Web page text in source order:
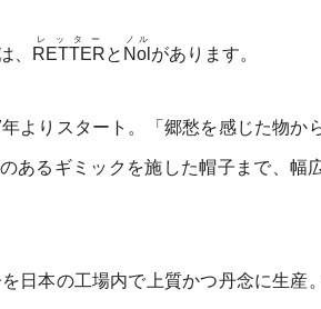
、 RETTER
レッター
と Nol
ノル
があります。
よりスタート。「郷愁を感じた物か
あるギミックを施した帽子まで、幅
日本の工場内で上質かつ丹念に生産